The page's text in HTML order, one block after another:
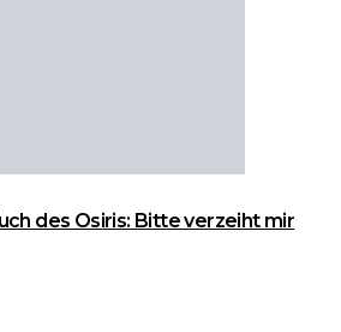
des Osiris: Bitte verzeiht mir